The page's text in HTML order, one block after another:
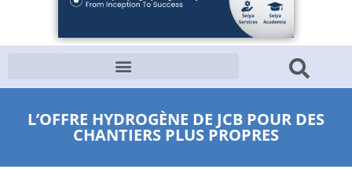
L’OFFRE HYDROGÈNE DE JCB POUR DES
CHANTIERS PLUS PROPRES